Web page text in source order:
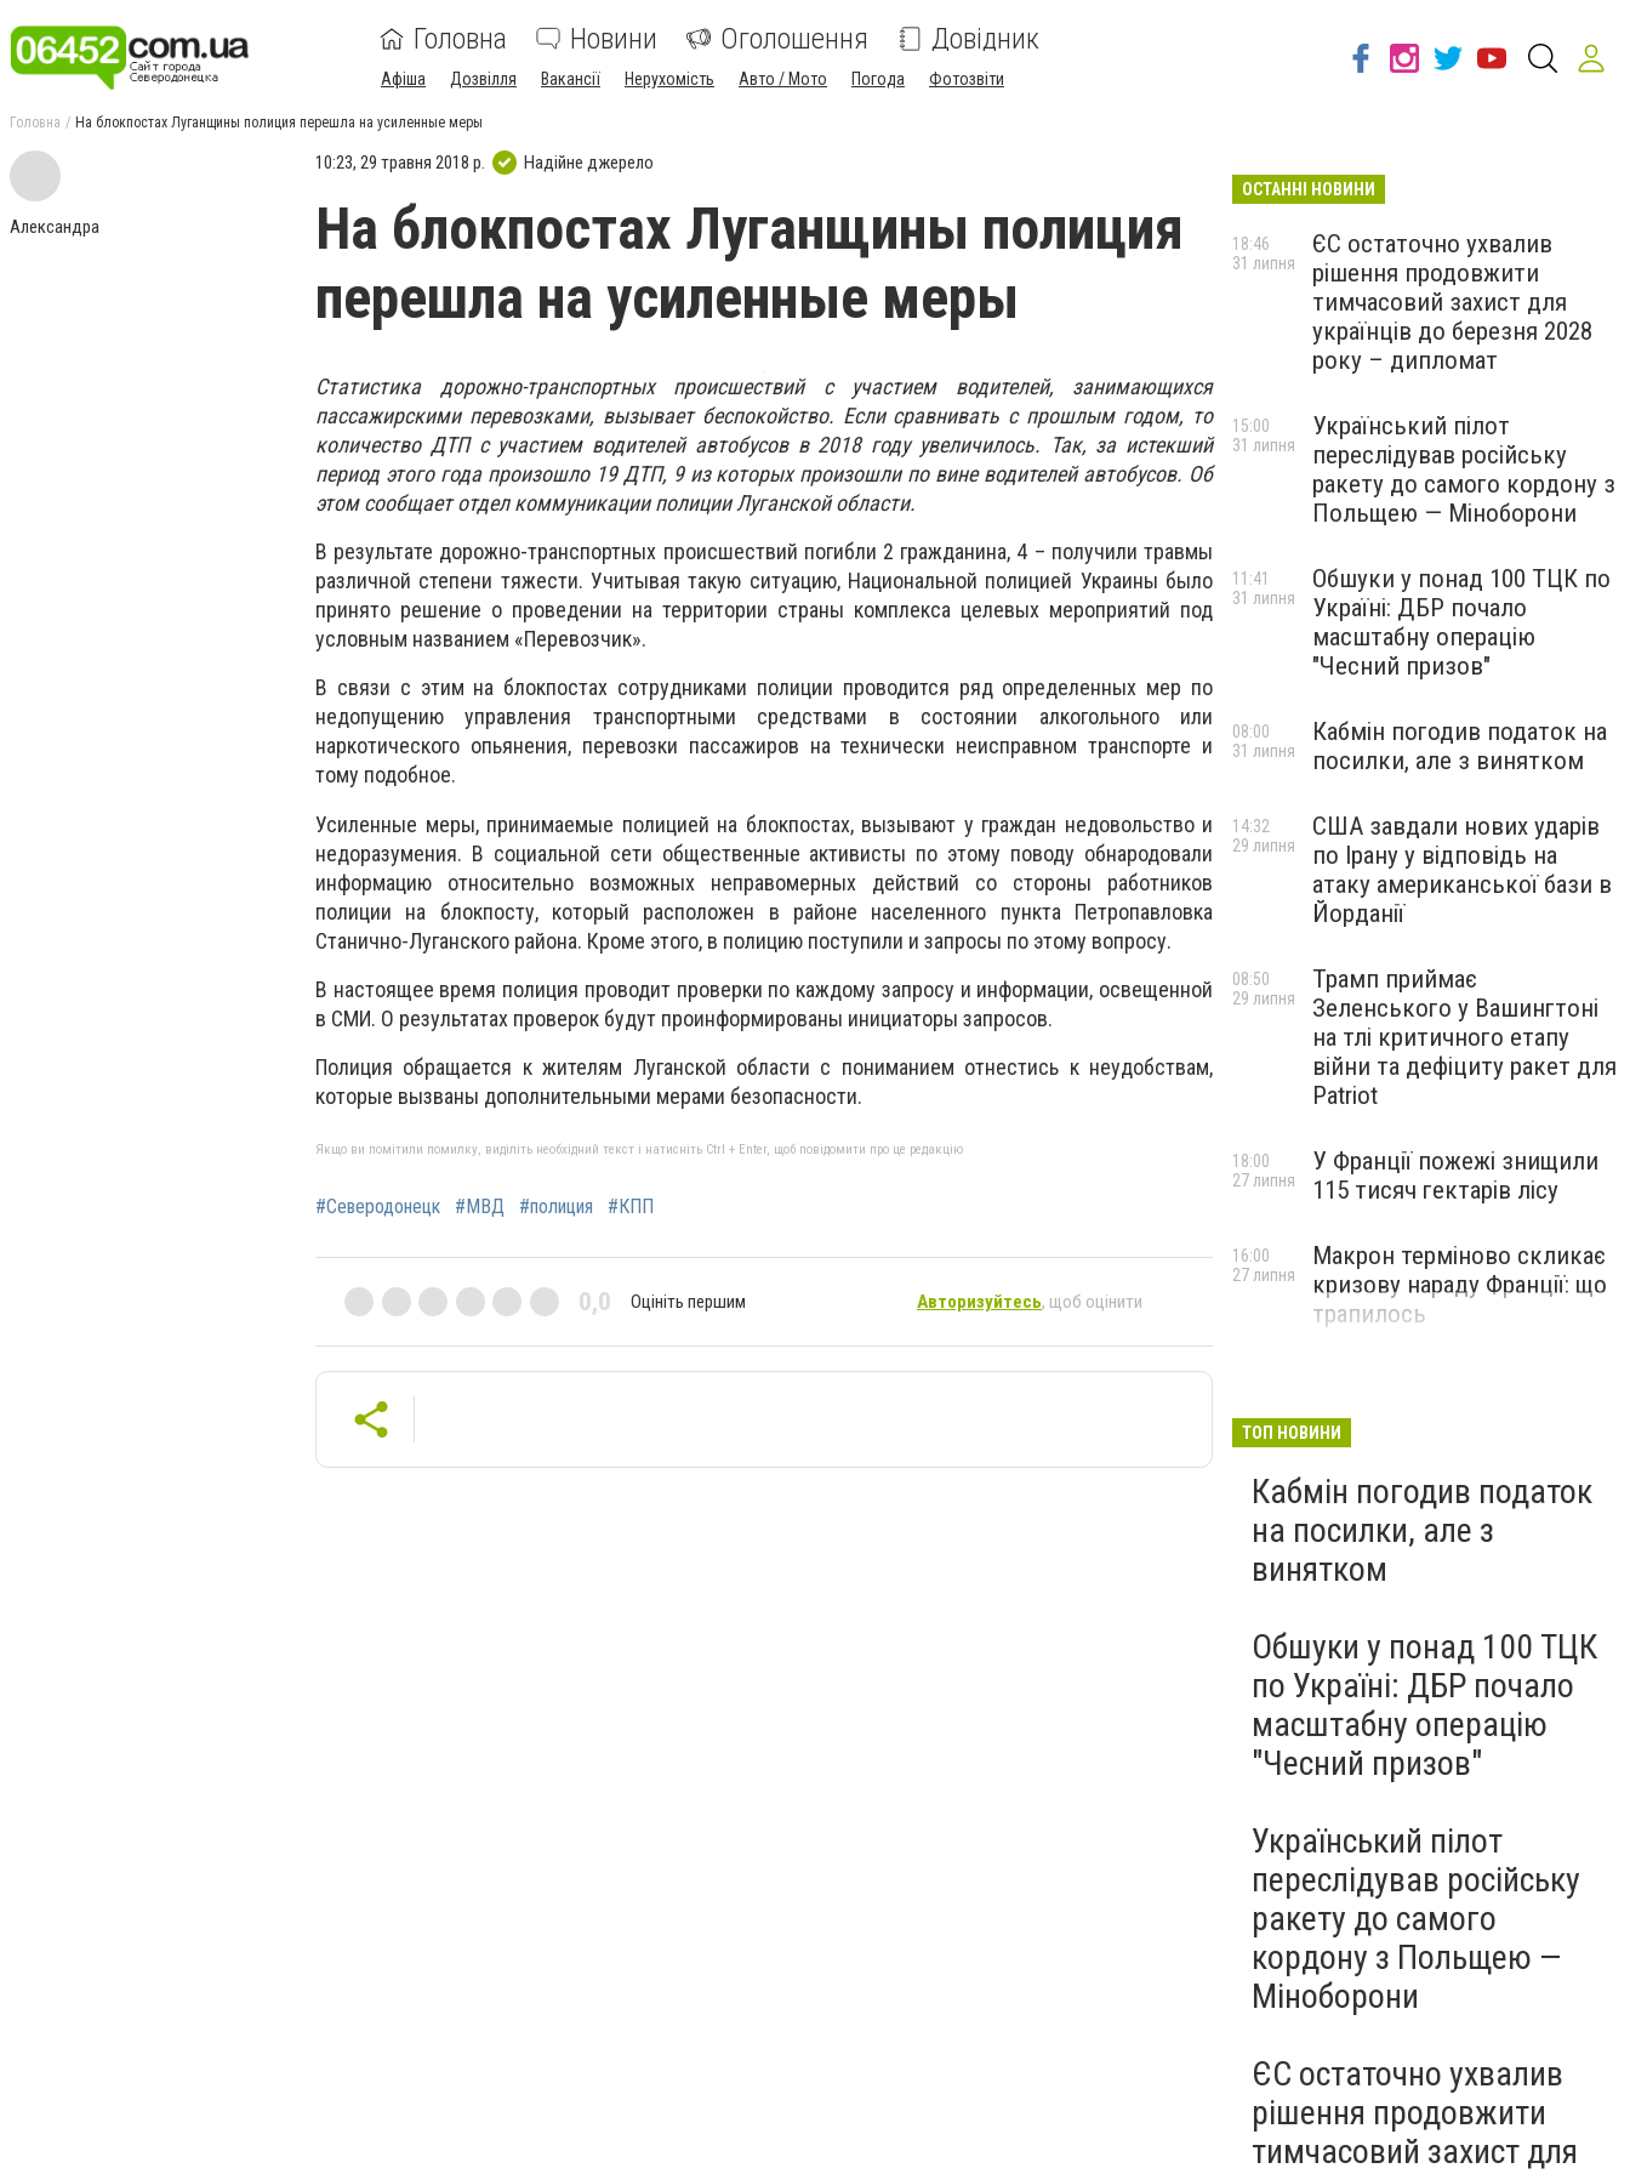
Головна Новини Оголошення Довідник
Афіша Дозвілля Вакансії Нерухомість Авто / Мото Погода Фотозвіти
Головна На блокпостах Луганщины полиция перешла на усиленные меры
Александра
10:23, 29 травня 2018 р. Надійне джерело
На блокпостах Луганщины полиция
перешла на усиленные меры
Статистика дорожно-транспортных происшествий с участием водителей, занимающихся
пассажирскими перевозками, вызывает беспокойство. Если сравнивать с прошлым годом, то
количество ДТП с участием водителей автобусов в 2018 году увеличилось. Так, за истекший
период этого года произошло 19 ДТП, 9 из которых произошли по вине водителей автобусов. Об
этом сообщает отдел коммуникации полиции Луганской области.
В результате дорожно-транспортных происшествий погибли 2 гражданина, 4 – получили травмы
различной степени тяжести. Учитывая такую ситуацию, Национальной полицией Украины было
принято решение о проведении на территории страны комплекса целевых мероприятий под
условным названием «Перевозчик».
В связи с этим на блокпостах сотрудниками полиции проводится ряд определенных мер по
недопущению управления транспортными средствами в состоянии алкогольного или
наркотического опьянения, перевозки пассажиров на технически неисправном транспорте и
тому подобное.
Усиленные меры, принимаемые полицией на блокпостах, вызывают у граждан недовольство и
недоразумения. В социальной сети общественные активисты по этому поводу обнародовали
информацию относительно возможных неправомерных действий со стороны работников
полиции на блокпосту, который расположен в районе населенного пункта Петропавловка
Станично-Луганского района. Кроме этого, в полицию поступили и запросы по этому вопросу.
В настоящее время полиция проводит проверки по каждому запросу и информации, освещенной
в СМИ. О результатах проверок будут проинформированы инициаторы запросов.
Полиция обращается к жителям Луганской области с пониманием отнестись к неудобствам,
которые вызваны дополнительными мерами безопасности.
Якщо ви помітили помилку, виділіть необхідний текст і натисніть Ctrl + Enter, щоб повідомити про це редакцію
#Северодонецк #МВД #полиция #КПП
0,0 Оцініть першим Авторизуйтесь, щоб оцінити
ОСТАННІ НОВИНИ
ЄС остаточно ухвалив
рішення продовжити
тимчасовий захист для
українців до березня 2028
року – дипломат
18:46
31 липня
Український пілот
переслідував російську
ракету до самого кордону з
Польщею — Міноборони
15:00
31 липня
Обшуки у понад 100 ТЦК по
Україні: ДБР почало
масштабну операцію
"Чесний призов"
11:41
31 липня
Кабмін погодив податок на
посилки, але з винятком
08:00
31 липня
США завдали нових ударів
по Ірану у відповідь на
атаку американської бази в
Йорданії
14:32
29 липня
Трамп приймає
Зеленського у Вашингтоні
на тлі критичного етапу
війни та дефіциту ракет для
Patriot
08:50
29 липня
У Франції пожежі знищили
115 тисяч гектарів лісу
18:00
27 липня
Макрон терміново скликає
кризову нараду Франції: що
трапилось
16:00
27 липня
ТОП НОВИНИ
Кабмін погодив податок
на посилки, але з
винятком
Обшуки у понад 100 ТЦК
по Україні: ДБР почало
масштабну операцію
"Чесний призов"
Український пілот
переслідував російську
ракету до самого
кордону з Польщею —
Міноборони
ЄС остаточно ухвалив
рішення продовжити
тимчасовий захист для